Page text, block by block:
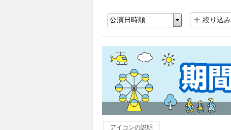
絞り込み
アイコンの説明